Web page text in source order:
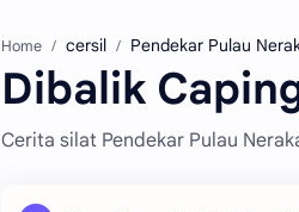
Home cersil Pendekar Pulau
Dibalik
Cerita silat Pendekar Pulau